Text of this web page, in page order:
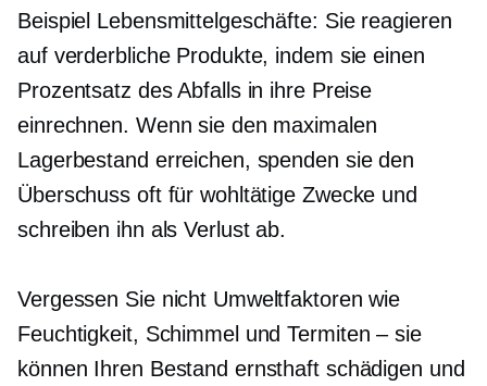
Beispiel Lebensmittelgeschäfte: Sie reagieren
auf verderbliche Produkte, indem sie einen
Prozentsatz des Abfalls in ihre Preise
einrechnen. Wenn sie den maximalen
Lagerbestand erreichen, spenden sie den
Überschuss oft für wohltätige Zwecke und
schreiben ihn als Verlust ab.
Vergessen Sie nicht Umweltfaktoren wie
Feuchtigkeit, Schimmel und Termiten – sie
können Ihren Bestand ernsthaft schädigen und